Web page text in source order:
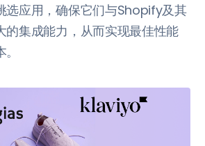
选应用，确保它们与Shopify及其
的集成能力，从而实现最佳性能